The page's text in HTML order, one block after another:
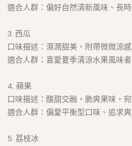
適合人群：偏好自然清新風味、長
3. 西瓜
口味描述：濕潤甜美，附帶微微涼
適合人群：喜愛夏季清涼水果風味者
4. 蘋果
口味描述：酸甜交融，脆爽果味，
適合人群：偏愛平衡型口味、追求
5. 荔枝冰